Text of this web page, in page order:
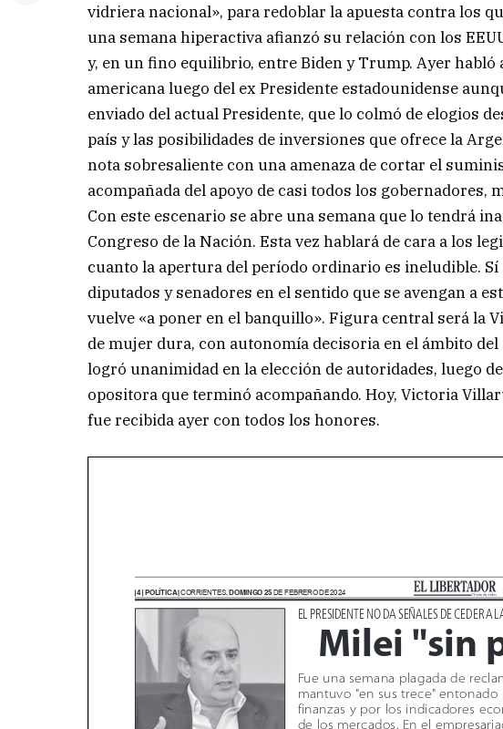
vidriera nacional», para redoblar la apuesta contra los
una semana hiperactiva afianzó su relación con los
y, en un fino equilibrio, entre Biden y Trump. Ayer
americana luego del ex Presidente estadounidense
enviado del actual Presidente, que lo colmó de elogios
país y las posibilidades de inversiones que ofrece la
nota sobresaliente con una amenaza de cortar el
acompañada del apoyo de casi todos los gobernadores,
Con este escenario se abre una semana que lo tendrá
Congreso de la Nación. Esta vez hablará de cara a los
cuanto la apertura del período ordinario es ineludible.
diputados y senadores en el sentido que se avengan a
vuelve «a poner en el banquillo». Figura central será la
de mujer dura, con autonomía decisoria en el ámbito
logró unanimidad en la elección de autoridades, luego
opositora que terminó acompañando. Hoy, Victoria
fue recibida ayer con todos los honores.